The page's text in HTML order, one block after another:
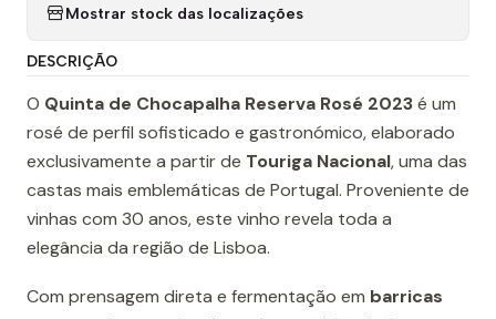
Mostrar stock das localizações
DESCRIÇÃO
O Quinta de Chocapalha Reserva Rosé 2023é um
rosé de perfil sofisticado e gastronómico, elaborado
exclusivamente a partir de Touriga Nacional, uma das
castas mais emblemáticas de Portugal. Proveniente de
vinhas com 30 anos, este vinho revela toda a
elegância da região de Lisboa.
Com prensagem direta e fermentação em barricas